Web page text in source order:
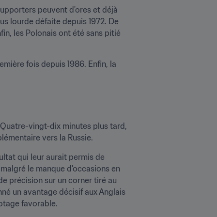
peuvent d'ores et déjà
lourde défaite depuis 1972. De
les Polonais ont été sans pitié
fois depuis 1986. Enfin, la
vingt-dix minutes plus tard,
vers la Russie.
qui leur aurait permis de
le manque d'occasions en
précision sur un corner tiré au
un avantage décisif aux Anglais
favorable.